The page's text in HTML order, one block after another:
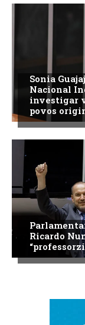
Sonia
Nacional
investigar
povos
Ricardo